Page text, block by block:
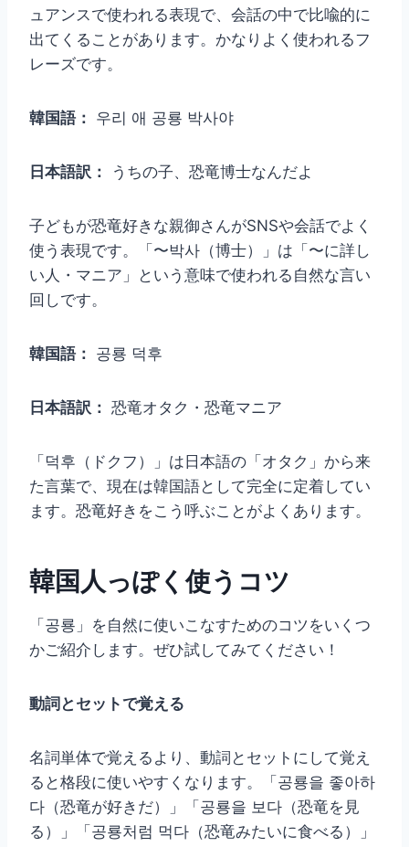
ュアンスで使われる表現で、会話の中で比喩的に
出てくることがあります。かなりよく使われるフ
レーズです。
韓国語： 우리 애 공룡 박사야
日本語訳： うちの子、恐竜博士なんだよ
子どもが恐竜好きな親御さんがSNSや会話でよく
使う表現です。「〜박사（博士）」は「〜に詳し
い人・マニア」という意味で使われる自然な言い
回しです。
韓国語： 공룡 덕후
日本語訳： 恐竜オタク・恐竜マニア
「덕후（ドクフ）」は日本語の「オタク」から来
た言葉で、現在は韓国語として完全に定着してい
ます。恐竜好きをこう呼ぶことがよくあります。
韓国人っぽく使うコツ
「공룡」を自然に使いこなすためのコツをいくつ
かご紹介します。ぜひ試してみてください！
動詞とセットで覚える
名詞単体で覚えるより、動詞とセットにして覚え
ると格段に使いやすくなります。「공룡을 좋아하
다（恐竜が好きだ）」「공룡을 보다（恐竜を見
る）」「공룡처럼 먹다（恐竜みたいに食べる）」